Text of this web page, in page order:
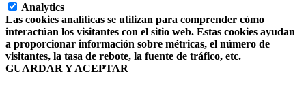
Analytics
Las cookies analíticas se utilizan para comprender cómo
interactúan los visitantes con el sitio web. Estas cookies ayudan
a proporcionar información sobre métricas, el número de
visitantes, la tasa de rebote, la fuente de tráfico, etc.
GUARDAR Y ACEPTAR